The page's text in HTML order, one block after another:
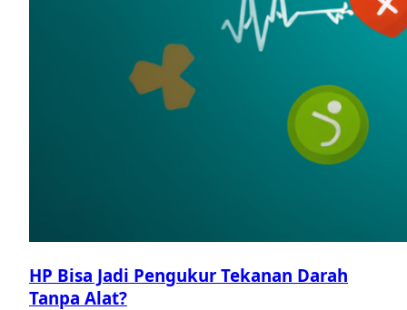
HP Bisa Jadi Pengukur Tekanan Darah
Tanpa Alat?